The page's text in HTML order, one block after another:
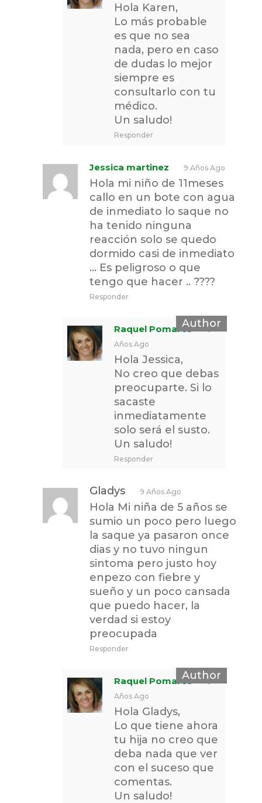
Hola Karen,
Lo más probable
es que no sea
nada, pero en caso
de dudas lo mejor
siempre es
consultarlo con tu
médico.
Un saludo!
Responder
Jessica martinez 9 Años Ago
Hola mi niño de 11meses
callo en un bote con agua
de inmediato lo saque no
ha tenido ninguna
reacción solo se quedo
dormido casi de inmediato
… Es peligroso o que
tengo que hacer .. ????
Responder
Raquel Pomares
9
Años Ago
Hola Jessica,
No creo que debas
preocuparte. Si lo
sacaste
inmediatamente
solo será el susto.
Un saludo!
Responder
Gladys 9 Años Ago
Hola Mi niña de 5 años se
sumio un poco pero luego
la saque ya pasaron once
dias y no tuvo ningun
sintoma pero justo hoy
enpezo con fiebre y
sueño y un poco cansada
que puedo hacer, la
verdad si estoy
preocupada
Responder
Raquel Pomares
9
Años Ago
Hola Gladys,
Lo que tiene ahora
tu hija no creo que
deba nada que ver
con el suceso que
comentas.
Un saludo!